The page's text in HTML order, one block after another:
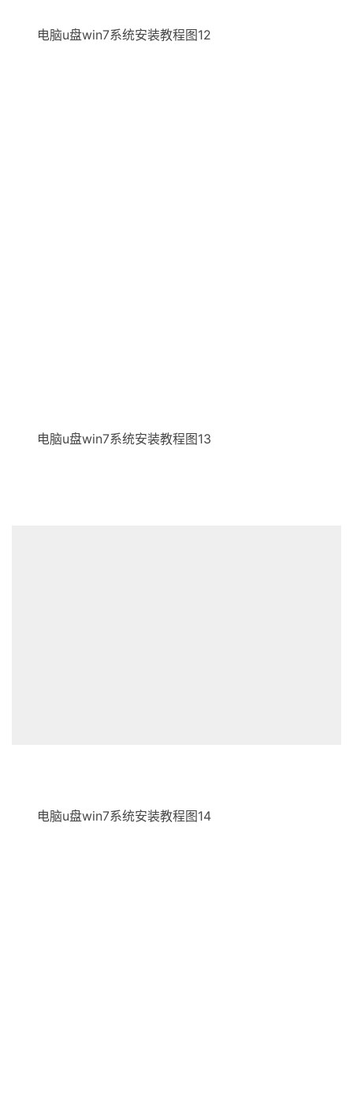
电脑u盘win7系统安装教程图12
电脑u盘win7系统安装教程图13
电脑u盘win7系统安装教程图14